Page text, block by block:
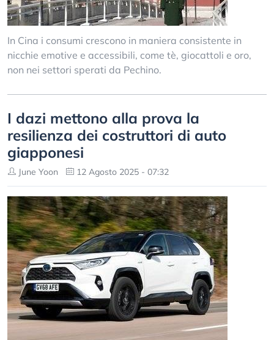
In Cina i consumi crescono in maniera consistente in
nicchie emotive e accessibili, come tè, giocattoli e oro,
non nei settori sperati da Pechino.
I dazi mettono alla prova la
resilienza dei costruttori di auto
giapponesi
June Yoon 12 Agosto 2025 - 07:32